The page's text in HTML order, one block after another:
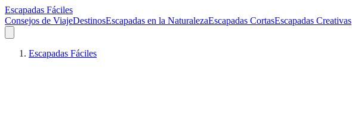
Escapadas Fáciles
Consejos de ViajeDestinosEscapadas en la NaturalezaEscapadas CortasEscapadas Creativas
Escapadas Fáciles